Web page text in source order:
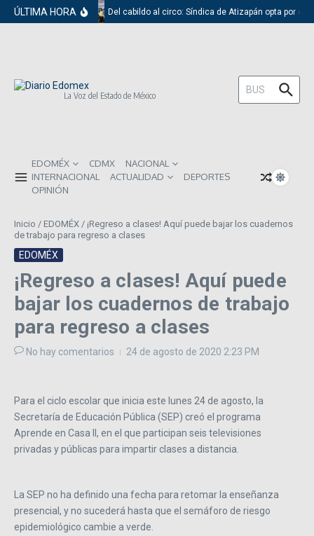
Saltar al contenido
ÚLTIMA HORA Del cabildo al circo: Síndica de Atizapán opta por el
La Voz del Estado de México
Buscar:
EDOMÉX CDMX
NACIONAL
INTERNACIONAL
ACTUALIDAD
DEPORTES
OPINIÓN
Inicio / EDOMÉX / ¡Regreso a clases! Aquí puede bajar los cuadernos
de trabajo para regreso a clases
EDOMÉX
¡Regreso a clases! Aquí puede
bajar los cuadernos de trabajo
para regreso a clases
No hay comentarios 24 de agosto de 2020 2:23 PM
Para el ciclo escolar que inicia este lunes 24 de agosto, la
Secretaría de Educación Pública (SEP) creó el programa
Aprende en Casa II, en el que participan seis televisiones
privadas y públicas para impartir clases a distancia.
La SEP no ha definido una fecha para retomar la enseñanza
presencial, y no sucederá hasta que el semáforo de riesgo
epidemiológico cambie a verde.